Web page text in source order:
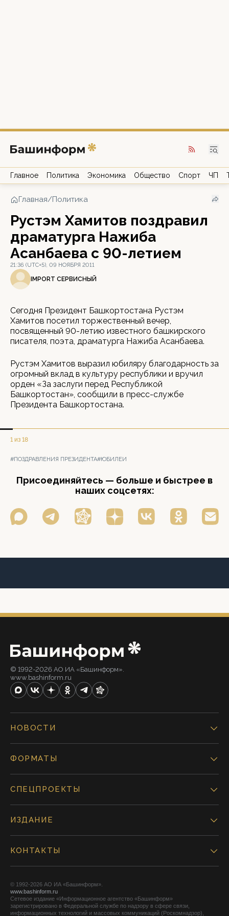
Главное Политика Экономика Общество Спорт ЧП
Главная/Политика
Рустэм Хамитов поздравил
драматурга Нажиба
Асанбаева с 90-летием
21:36 (UTC+5), 09 НОЯБРЯ 2011
IMPORT СЕРВИСНЫЙ
Сегодня Президент Башкортостана Рустэм
Хамитов посетил торжественный вечер,
посвященный 90-летию известного башкирского
писателя, поэта, драматурга Нажиба Асанбаева.
Рустэм Хамитов выразил юбиляру благодарность за
огромный вклад в культуру республики и вручил
орден «За заслуги перед Республикой
Башкортостан», сообщили в пресс-службе
Президента Башкортостана.
1 из 18
#ПОЗДРАВЛЕНИЯ ПРЕЗИДЕНТА#ЮБИЛЕИ
Присоединяйтесь — больше и быстрее в
наших соцсетях:
© 1992-2026 АО ИА «Башинформ».
www.bashinform.ru
НОВОСТИ
ФОРМАТЫ
СПЕЦПРОЕКТЫ
ИЗДАНИЕ
КОНТАКТЫ
© 1992-2026 АО ИА «Башинформ».
www.bashinform.ru
Сетевое издание «Информационное агентство «Башинформ»
зарегистрировано в Федеральной службе по надзору в сфере связи,
информационных технологий и массовых коммуникаций (Роскомнадзор),